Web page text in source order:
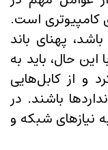
کامپیوتری است.
پهنای باند
این حال، باید به
و از کابل‌هایی
باشند. در
نیازهای شبکه و